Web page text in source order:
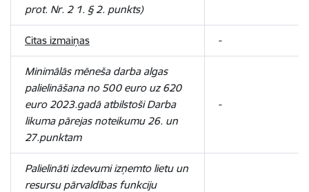
prot. Nr. 2 1. § 2. punkts)
Citas izmaiņas -
Minimālās mēneša darba algas
palielināšana no 500 euro uz 620
euro 2023.gadā atbilstoši Darba
likuma pārejas noteikumu 26. un
27.punktam
-
Palielināti izdevumi izņemto lietu un
resursu pārvaldības funkciju